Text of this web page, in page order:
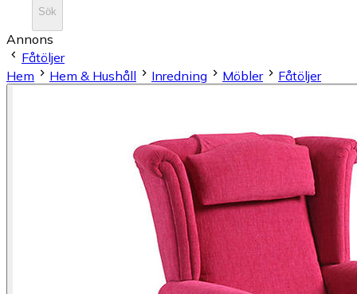
Sök
Annons
Fåtöljer
Hem
Hem & Hushåll Inredning Möbler Fåtöljer